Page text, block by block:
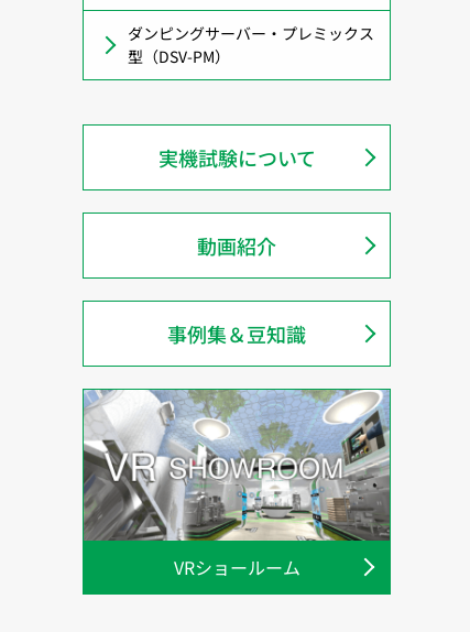
ダンピングサーバー・プレミックス
型（DSV-PM）
実機試験について
動画紹介
事例集＆豆知識
VRショールーム